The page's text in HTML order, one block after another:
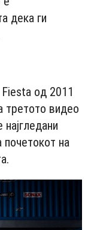
дека ги
oд 2011
третото видео
почетокот на